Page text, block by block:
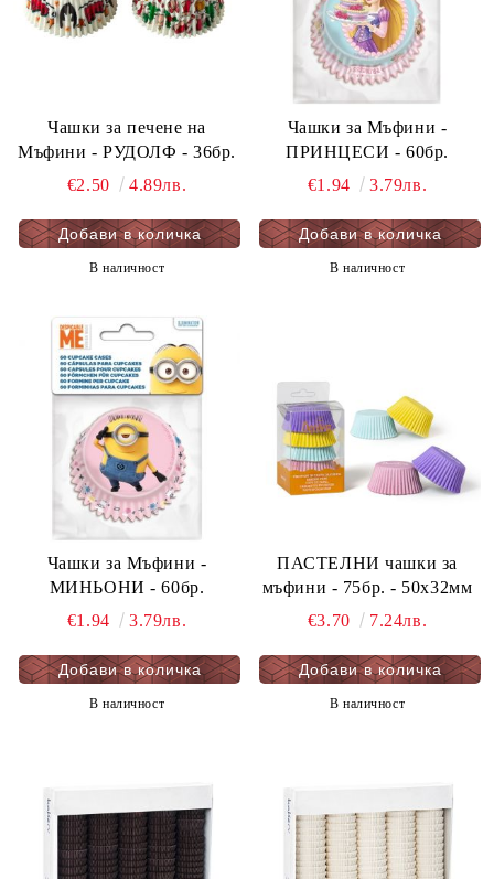
Чашки за печене на
Мъфини - РУДОЛФ - 36бр.
€2.50
4.89лв.
В наличност
Чашки за Мъфини -
ПРИНЦЕСИ - 60бр.
€1.94
3.79лв.
В наличност
Чашки за Мъфини -
МИНЬОНИ - 60бр.
€1.94
3.79лв.
В наличност
ПАСТЕЛНИ чашки за
мъфини - 75бр. - 50х32мм
€3.70
7.24лв.
В наличност